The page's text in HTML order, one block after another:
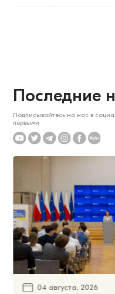
Последние
Подписывайтесь на нас в
первыми
04 августа, 2026